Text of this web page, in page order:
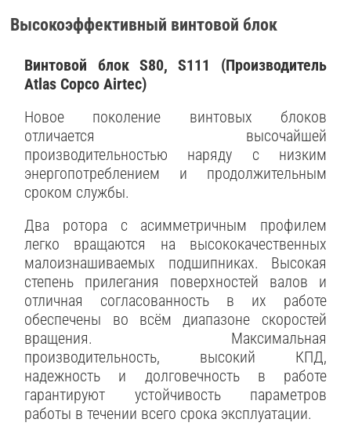
Высокоэффективный винтовой блок
Винтовой блок S80, S111 (Производитель
Atlas Copco Airtec)
Новое поколение винтовых блоков
отличается высочайшей
производительностью наряду с низким
энергопотреблением и продолжительным
сроком службы.
Два ротора с асимметричным профилем
легко вращаются на высококачественных
малоизнашиваемых подшипниках. Высокая
степень прилегания поверхностей валов и
отличная согласованность в их работе
обеспечены во всём диапазоне скоростей
вращения. Максимальная
производительность, высокий КПД,
надежность и долговечность в работе
гарантируют устойчивость параметров
работы в течении всего срока эксплуатации.